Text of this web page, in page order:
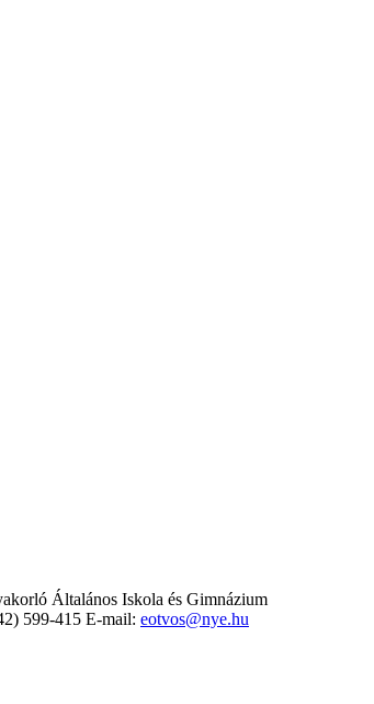
Általános Iskola és Gimnázium
599-415 E-mail: eotvos@nye.hu